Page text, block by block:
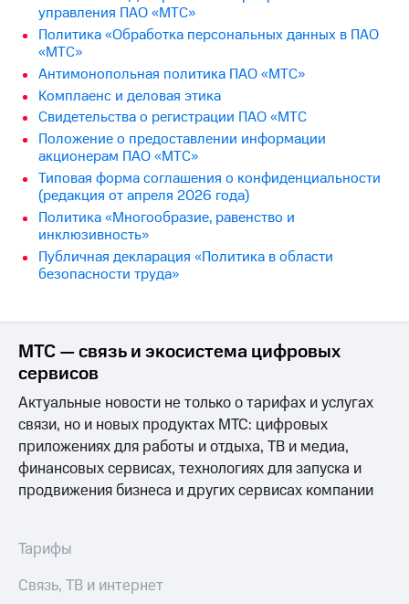
Корпоративное
управление
Корпоративный
секретарь
Раскрытие
информации
Информация
акционерам
Документы
ПАО
"МТС"
Собрания
акционеров
Личный
кабинет
акционера
капитал
и
аудит
акций
Описание
Программа
приобретения
Порядок
облигаций
управления ПАО «МТС»
Политика «Обработка персональных данных в ПАО
«МТС»
Антимонопольная политика ПАО «МТС»
Комплаенс и деловая этика
Свидетельства о регистрации ПАО «МТС
Положение о предоставлении информации
акционерам ПАО «МТС»
Типовая форма соглашения о конфиденциальности
(редакция от апреля 2026 года)
Политика «Многообразие, равенство и
инклюзивность»
Публичная декларация «Политика в области
безопасности труда»
МТС — связь и экосистема цифровых
сервисов
Актуальные новости не только о тарифах и услугах
связи, но и новых продуктах МТС: цифровых
приложениях для работы и отдыха, ТВ и медиа,
финансовых сервисах, технологиях для запуска и
продвижения бизнеса и других сервисах компании
Тарифы
Связь, ТВ и интернет